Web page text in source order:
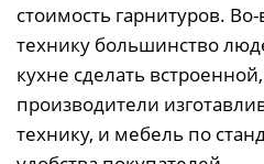
стоимость гарнитуров.
технику большинство
кухне сделать
производители
технику, и мебель по